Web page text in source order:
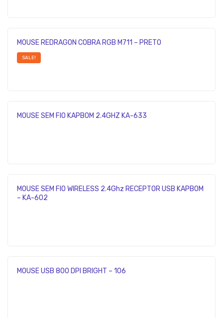
MOUSE REDRAGON COBRA RGB M711 – PRETO
SALE!
MOUSE SEM FIO KAPBOM 2.4GHZ KA-633
MOUSE SEM FIO WIRELESS 2.4Ghz RECEPTOR USB KAPBOM
– KA-602
MOUSE USB 800 DPI BRIGHT – 106